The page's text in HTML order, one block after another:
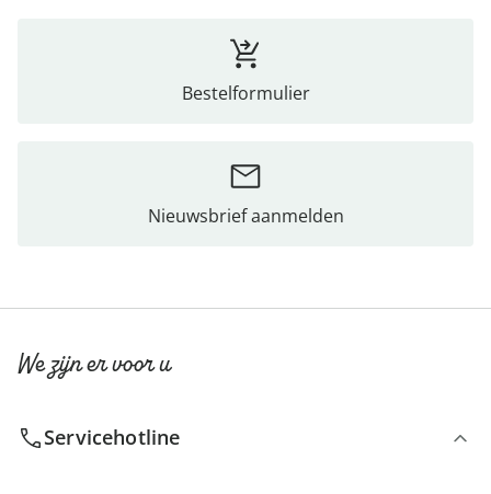
Bestelformulier
Nieuwsbrief aanmelden
We zijn er voor u
Servicehotline